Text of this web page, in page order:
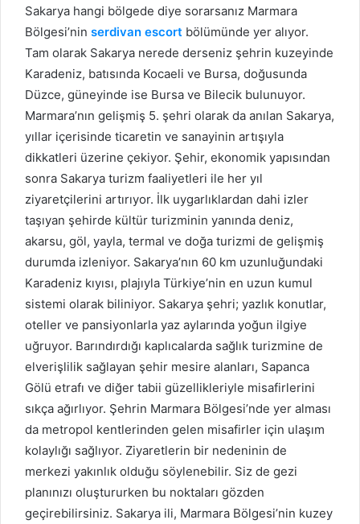
Sakarya hangi bölgede diye sorarsanız Marmara
Bölgesi’nin serdivan escort bölümünde yer alıyor.
Tam olarak Sakarya nerede derseniz şehrin kuzeyinde
Karadeniz, batısında Kocaeli ve Bursa, doğusunda
Düzce, güneyinde ise Bursa ve Bilecik bulunuyor.
Marmara’nın gelişmiş 5. şehri olarak da anılan Sakarya,
yıllar içerisinde ticaretin ve sanayinin artışıyla
dikkatleri üzerine çekiyor. Şehir, ekonomik yapısından
sonra Sakarya turizm faaliyetleri ile her yıl
ziyaretçilerini artırıyor. İlk uygarlıklardan dahi izler
taşıyan şehirde kültür turizminin yanında deniz,
akarsu, göl, yayla, termal ve doğa turizmi de gelişmiş
durumda izleniyor. Sakarya’nın 60 km uzunluğundaki
Karadeniz kıyısı, plajıyla Türkiye’nin en uzun kumul
sistemi olarak biliniyor. Sakarya şehri; yazlık konutlar,
oteller ve pansiyonlarla yaz aylarında yoğun ilgiye
uğruyor. Barındırdığı kaplıcalarda sağlık turizmine de
elverişlilik sağlayan şehir mesire alanları, Sapanca
Gölü etrafı ve diğer tabii güzellikleriyle misafirlerini
sıkça ağırlıyor. Şehrin Marmara Bölgesi’nde yer alması
da metropol kentlerinden gelen misafirler için ulaşım
kolaylığı sağlıyor. Ziyaretlerin bir nedeninin de
merkezi yakınlık olduğu söylenebilir. Siz de gezi
planınızı oluştururken bu noktaları gözden
geçirebilirsiniz. Sakarya ili, Marmara Bölgesi’nin kuzey